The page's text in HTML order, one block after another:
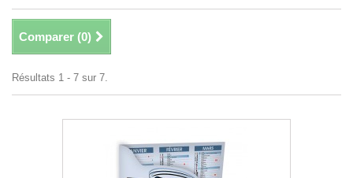
Comparer (0)
Résultats 1 - 7 sur 7.